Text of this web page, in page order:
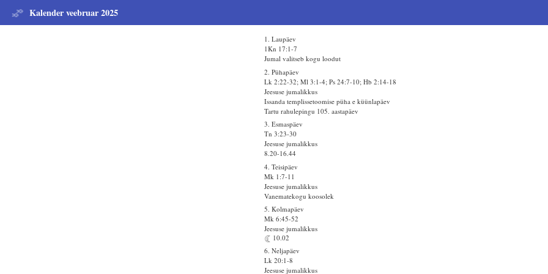
Kalender veebruar 2025
1. Laupäev
1Kn 17:1-7
Jumal valitseb kogu loodut
2. Pühapäev
Lk 2:22-32; Ml 3:1-4; Ps 24:7-10; Hb 2:14-18
Jeesuse jumalikkus
Issanda templissetoomise püha e küünlapäev
Tartu rahulepingu 105. aastapäev
3. Esmaspäev
Tn 3:23-30
Jeesuse jumalikkus
8.20-16.44
4. Teisipäev
Mk 1:7-11
Jeesuse jumalikkus
Vanematekogu koosolek
5. Kolmapäev
Mk 6:45-52
Jeesuse jumalikkus
10.02
6. Neljapäev
Lk 20:1-8
Jeesuse jumalikkus